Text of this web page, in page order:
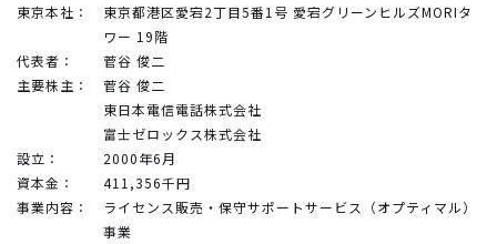
東京本社：
東京都港区愛宕2丁目5番1号 愛宕グリーンヒルズMORIタ
ワー 19階
代表者：
菅谷 俊二
主要株主：
菅谷 俊二
東日本電信電話株式会社
富士ゼロックス株式会社
設立：
2000年6月
資本金：
411,356千円
事業内容：
ライセンス販売・保守サポートサービス（オプティマル）
事業